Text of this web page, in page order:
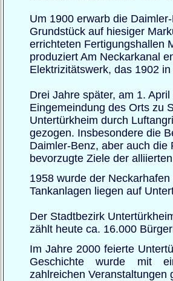
Um 1900 erwarb die
Grundstück auf hiesiger
errichteten Fertigungshallen
produziert Am Neckarkanal
Elektrizitätswerk, das 1902
Drei Jahre später, am 1.
Eingemeindung des Orts zu
Untertürkheim durch
gezogen. Insbesondere die
Daimler-Benz, aber auch
bevorzugte Ziele der
1958 wurde der
Tankanlagen liegen auf
Der Stadtbezirk
zählt heute ca. 16.000
Im Jahre 2000 feierte
Geschichte wurde mit
zahlreichen Veranstaltungen